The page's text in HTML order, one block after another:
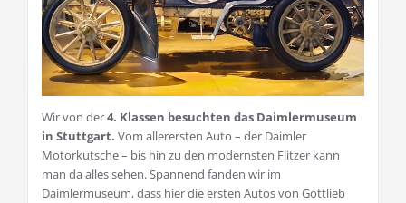
Wir von der4. Klassen besuchten das Daimlermuseum
in Stuttgart. Vom allerersten Auto – der Daimler
Motorkutsche – bis hin zu den modernsten Flitzer kann
man da alles sehen. Spannend fanden wir im
Daimlermuseum, dass hier die ersten Autos von Gottlieb